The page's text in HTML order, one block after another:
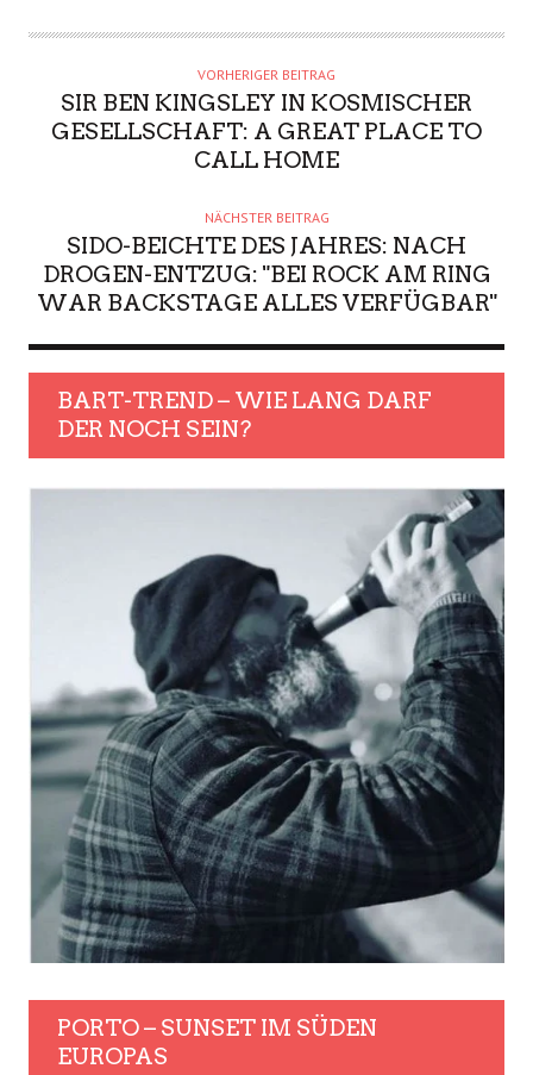
VORHERIGER BEITRAG
SIR BEN KINGSLEY IN KOSMISCHER
GESELLSCHAFT: A GREAT PLACE TO
CALL HOME
NÄCHSTER BEITRAG
SIDO-BEICHTE DES JAHRES: NACH
DROGEN-ENTZUG: "BEI ROCK AM RING
WAR BACKSTAGE ALLES VERFÜGBAR"
BART-TREND – WIE LANG DARF
DER NOCH SEIN?
PORTO – SUNSET IM SÜDEN
EUROPAS